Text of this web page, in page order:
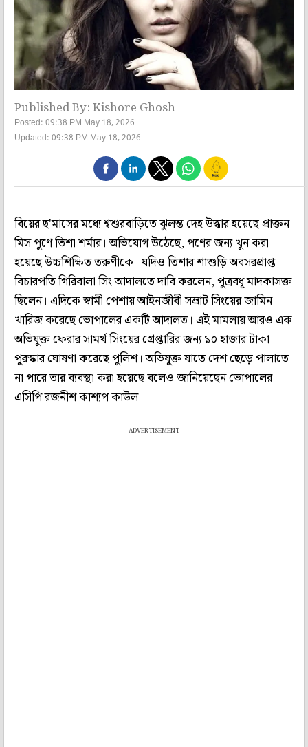
Published By: Kishore Ghosh
Posted: 09:38 PM May 18, 2026
Updated: 09:38 PM May 18, 2026
বিয়ের ছ'মাসের মধ্যে শ্বশুরবাড়িতে ঝুলন্ত দেহ উদ্ধার হয়েছে প্রাক্তন
মিস পুণে তিশা শর্মার। অভিযোগ উঠেছে, পণের জন্য খুন করা
হয়েছে উচ্চশিক্ষিত তরুণীকে। যদিও তিশার শাশুড়ি অবসরপ্রাপ্ত
বিচারপতি গিরিবালা সিং আদালতে দাবি করলেন, পুত্রবধূ মাদকাসক্ত
ছিলেন। এদিকে স্বামী পেশায় আইনজীবী সম্রাট সিংয়ের জামিন
খারিজ করেছে ভোপালের একটি আদালত। এই মামলায় আরও এক
অভিযুক্ত ফেরার সামর্থ সিংয়ের গ্রেপ্তারির জন্য ১০ হাজার টাকা
পুরস্কার ঘোষণা করেছে পুলিশ। অভিযুক্ত যাতে দেশ ছেড়ে পালাতে
না পারে তার ব্যবস্থা করা হয়েছে বলেও জানিয়েছেন ভোপালের
এসিপি রজনীশ কাশ্যপ কাউল।
ADVERTISEMENT